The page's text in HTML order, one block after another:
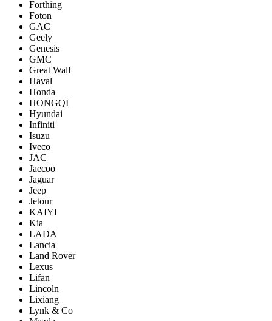
Forthing
Foton
GAC
Geely
Genesis
GMC
Great Wall
Haval
Honda
HONGQI
Hyundai
Infiniti
Isuzu
Iveco
JAC
Jaecoo
Jaguar
Jeep
Jetour
KAIYI
Kia
LADA
Lancia
Land Rover
Lexus
Lifan
Lincoln
Lixiang
Lynk & Co